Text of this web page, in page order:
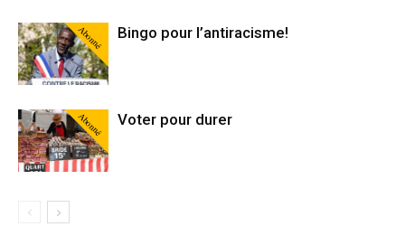
Abonné Bingo pour l’antiracisme!
Abonné Voter pour durer